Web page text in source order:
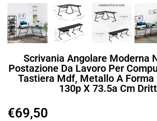
Scrivania Angolare Moderna
Postazione Da Lavoro Per
Tastiera Mdf, Metallo A Forma
130p X 73.5a Cm
€69,50